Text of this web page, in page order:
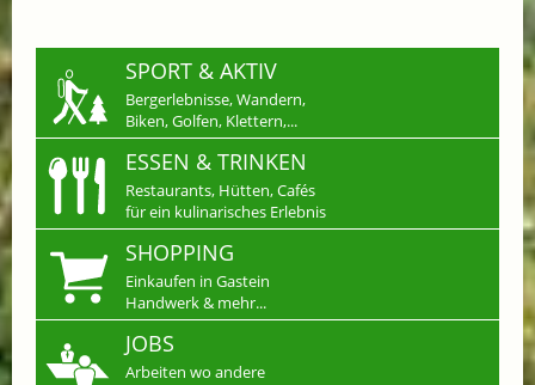
SPORT & AKTIV
Bergerlebnisse, Wandern,
Biken, Golfen, Klettern,...
ESSEN & TRINKEN
Restaurants, Hütten, Cafés
für ein kulinarisches Erlebnis
SHOPPING
Einkaufen in Gastein
Handwerk & mehr...
JOBS
Arbeiten wo andere